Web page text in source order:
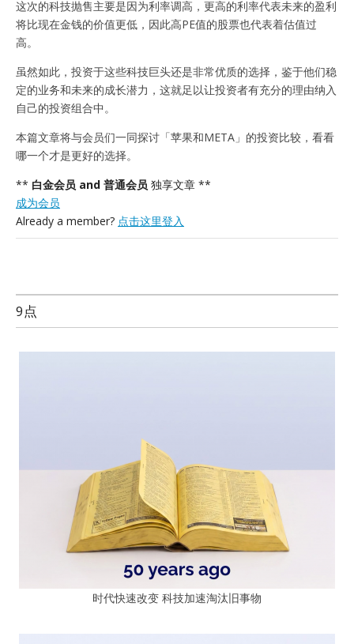
这次的科技抛售主要是因为利率调高，更高的利率代表未来的盈利
将比现在金钱的价值更低，因此高PE值的股票也代表着估值过
高。
虽然如此，投资于这些科技巨头还是非常优质的选择，鉴于他们稳
定的业务和未来的成长潜力，这就足以让投资者有充分的理由纳入
自己的投资组合中。
本篇文章将与会员们一同探讨「苹果和META」的投资比较，看看
哪一个才是更好的选择。
** 白金会员 and 普通会员 独享文章 **
成为会员
Already a member? 点击这里登入
9点
时代快速改变 科技加速淘汰旧事物